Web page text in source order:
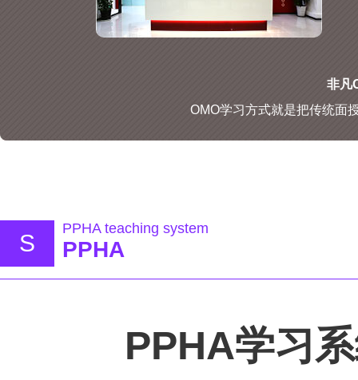
非凡
OMO学习方式就是把传统面
S
PPHA teaching system
PPHA
PPHA学习